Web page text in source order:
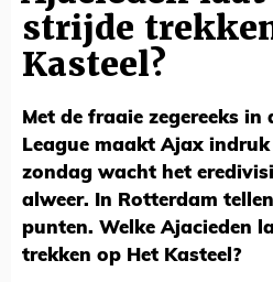
strijde
Kasteel?
Met de fraaie zegereeks in
League maakt Ajax
zondag wacht het
alweer. In Rotterdam
punten. Welke Ajacieden
trekken op Het Kasteel?